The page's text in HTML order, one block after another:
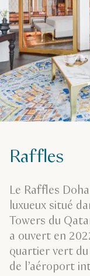
Raffles
Le Raffles
luxueux situé
Towers du
a ouvert en
quartier vert
de l’aéroport